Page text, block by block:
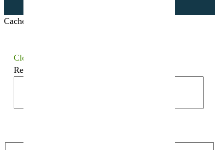
Cacher les filtres
Close
Recherchez votre semence bio